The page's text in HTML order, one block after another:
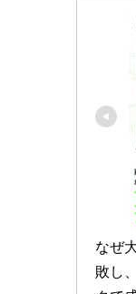
なぜ
敗し